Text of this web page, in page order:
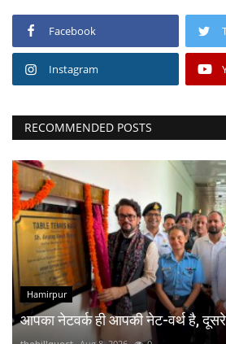
Facebook
Instagram
RECOMMENDED POSTS
Hamirpur
आपका नेटवर्क ही आपकी नेट-वर्थ है, दूसरे